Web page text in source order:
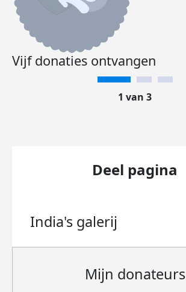
Vijf donaties ontvangen
1 van 3
Deel pagina
India's galerij
Mijn donateurs